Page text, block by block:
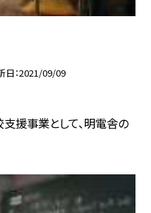
日 2021/09/09
援事業として、明電舎の